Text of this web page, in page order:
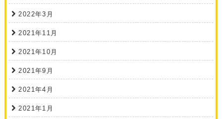
2022年3月
2021年11月
2021年10月
2021年9月
2021年4月
2021年1月